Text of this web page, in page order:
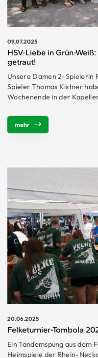
09.07.2025
HSV-Liebe in Grün-
getraut!
Unsere Damen 2-Spielerin
Spieler Thomas Kistner
Wochenende in der
mehr
20.06.2025
Felketurnier-Tombola
Ein Tandemspung aus dem
Heimspiele der Rhein-